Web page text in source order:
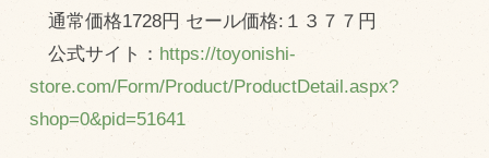
通常価格1728円 セール価格:１３７７円
公式サイト： https://toyonishi-
store.com/Form/Product/ProductDetail.aspx?
shop=0&pid=51641
LINE公式アカウント
Instagram
RSS フィード